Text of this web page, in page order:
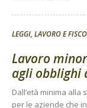
LEGGI, LAVORO E FISCO
Lavoro
agli obblighi
Dall’età minima
per le aziende che